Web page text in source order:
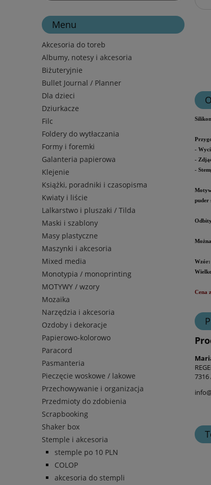
Menu
Akcesoria do toreb
Albumy, notesy i akcesoria
Biżuteryjnie
Bullet Journal / Planner
Dla dzieci
Dziurkacze
Filc
Foldery do wytłaczania
Formy i foremki
Galanteria papierowa
Klejenie
Książki, poradniki i czasopisma
Kwiaty i liście
Lalkarstwo i pluszaki / Tilda
Maski i szablony
Masy plastyczne
Maszynki i akcesoria
Mixed media
Monotypia / monoprinting
MOTYWY / wzory
Mozaika
Narzędzia i akcesoria
Ozdoby i dekoracje
Papierowo-kolorowo
Paracord
Pasmanteria
Pieczęcie woskowe / lakowe
Przechowywanie i organizacja
Przedmioty do zdobienia
Scrapbooking
Shaker box
Stemple i akcesoria
stemple po 10 PLN
COLOP
akcesoria do stempli
-
-
-
puder
Wzór:
Cena
7316